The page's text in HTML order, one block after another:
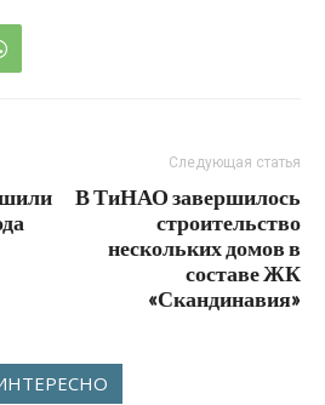
Следующая статья
В ТиНАО завершилось
строительство
нескольких домов в
составе ЖК
«Скандинавия»